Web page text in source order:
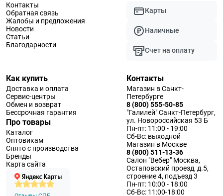
Контакты
Обратная связь
Жалобы и предложения
Новости
Статьи
Благодарности
Карты
Наличные
Счет на оплату
Как купить
Доставка и оплата
Сервис-центры
Обмен и возврат
Бессрочная гарантия
Про товары
Каталог
Оптовикам
Снято с производства
Бренды
Карта сайта
Контакты
Магазин в Санкт-
Петербурге
8 (800) 555-50-85
"Галилей" Санкт-Петербург,
ул. Новороссийская 53 Б
Пн-пт: 11:00 - 19:00
Сб-Вс: выходной
Магазин в Москве
8 (800) 511-13-36
Салон "Вебер" Москва,
Остаповский проезд, д.5,
строение 4, подъезд 3
Пн-пт: 10:00 - 18:00
Сб-Вс: 11:00-18:00